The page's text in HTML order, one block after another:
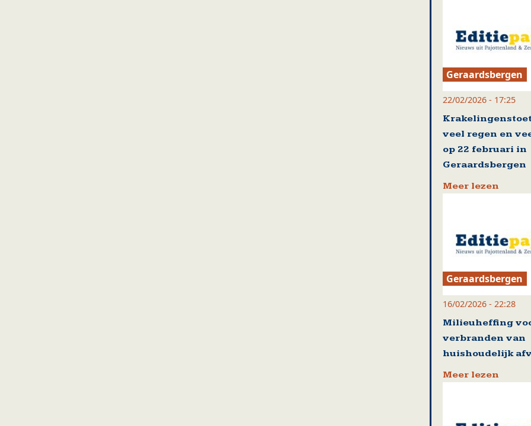
Geraardsbergen
22/02/2026 - 17:25
veel regen en
op 22 februari in
Geraardsbergen
Meer lezen
Geraardsbergen
16/02/2026 - 22:28
Milieuheffing
verbranden van
huishoudelijk
Meer lezen